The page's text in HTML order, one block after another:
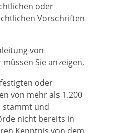
oder
Vorschriften
von
Sie anzeigen,
oder
von mehr als 1.200
und
nicht bereits in